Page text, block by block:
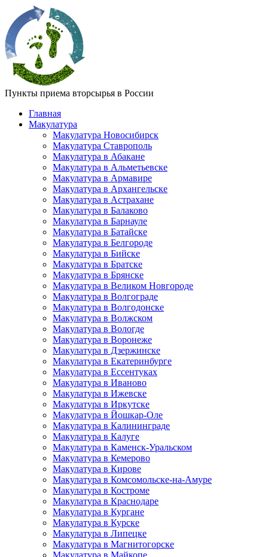
Пункты приема вторсырья в России
Главная
Макулатура
Макулатура Новосибирск
Макулатура Ставрополь
Макулатура в Абакане
Макулатура в Альметьевске
Макулатура в Армавире
Макулатура в Архангельске
Макулатура в Астрахане
Макулатура в Балаково
Макулатура в Барнауле
Макулатура в Батайске
Макулатура в Белгороде
Макулатура в Бийске
Макулатура в Братске
Макулатура в Брянске
Макулатура в Великом Новгороде
Макулатура в Волгограде
Макулатура в Волгодонске
Макулатура в Волжском
Макулатура в Вологде
Макулатура в Воронеже
Макулатура в Дзержинске
Макулатура в Екатеринбурге
Макулатура в Ессентуках
Макулатура в Иваново
Макулатура в Ижевске
Макулатура в Иркутске
Макулатура в Йошкар-Оле
Макулатура в Калининграде
Макулатура в Калуге
Макулатура в Каменск-Уральском
Макулатура в Кемерово
Макулатура в Кирове
Макулатура в Комсомольске-на-Амуре
Макулатура в Костроме
Макулатура в Краснодаре
Макулатура в Кургане
Макулатура в Курске
Макулатура в Липецке
Макулатура в Магнитогорске
Макулатура в Майкопе